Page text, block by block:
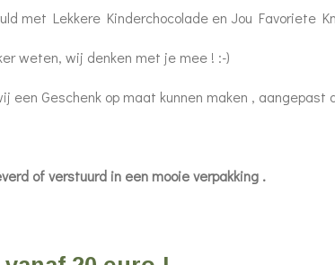
met Lekkere Kinderchocolade en Jou Favoriete
weten, wij denken met je mee ! :-)
een Geschenk op maat kunnen maken ,
afgeleverd of verstuurd in een